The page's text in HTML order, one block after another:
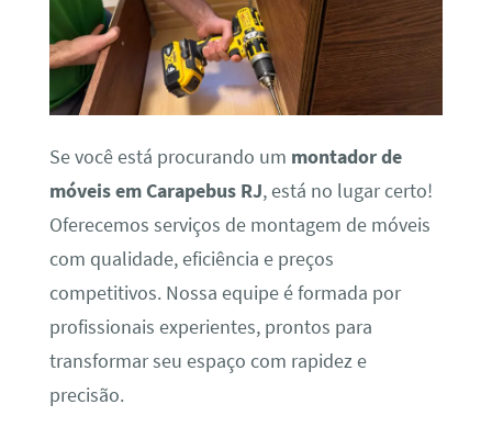
Se você está procurando um montador de
móveis em Carapebus RJ, está no lugar certo!
Oferecemos serviços de montagem de móveis
com qualidade, eficiência e preços
competitivos. Nossa equipe é formada por
profissionais experientes, prontos para
transformar seu espaço com rapidez e
precisão.